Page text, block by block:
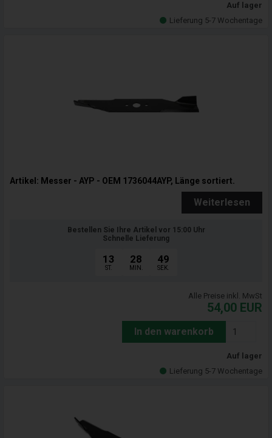
Auf lager
Lieferung 5-7 Wochentage
Artikel: Messer - AYP - OEM 1736044AYP, Länge sortiert.
Weiterlesen
Bestellen Sie Ihre Artikel vor 15:00 Uhr
Schnelle Lieferung
13
ST.
28
MIN.
47
SEK.
Alle Preise inkl. MwSt
54,00 EUR
In den warenkorb
Auf lager
Lieferung 5-7 Wochentage